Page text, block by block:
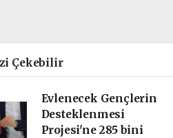
Çekebilir
Evlenecek Gençlerin
Desteklenmesi
Projesi'ne 285 bini